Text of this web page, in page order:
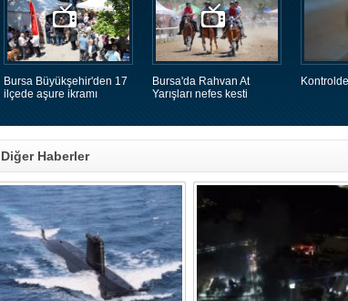
Bursa Büyükşehir'den 17
ilçede aşure ikramı
Bursa'da Rahvan At
Yarışları nefes kesti
Diğer Haberler